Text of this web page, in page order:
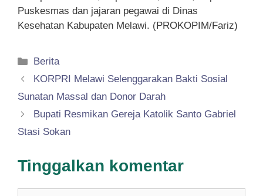
Puskesmas dan jajaran pegawai di Dinas
Kesehatan Kabupaten Melawi. (PROKOPIM/Fariz)
Kategori
Berita
KORPRI Melawi Selenggarakan Bakti Sosial
Sunatan Massal dan Donor Darah
Bupati Resmikan Gereja Katolik Santo Gabriel
Stasi Sokan
Tinggalkan komentar